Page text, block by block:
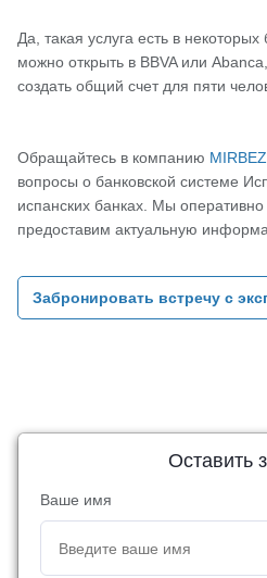
Да, такая услуга есть в
можно открыть в BBVA или
создать общий счет для пяти
Обращайтесь в компанию
вопросы о банковской системе
испанских банках. Мы
предоставим актуальную
Забронировать встречу с
Оставить
Ваше имя